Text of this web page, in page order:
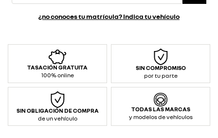
¿no conoces tu matrícula? Indica tu vehículo
TASACIÓN GRATUITA
100% online
SIN COMPROMISO
por tu parte
SIN OBLIGACIÓN DE COMPRA
de un vehículo
TODAS LAS MARCAS
y modelos de vehículos